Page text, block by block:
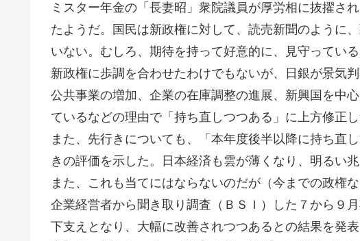
ミスター年金の「長妻昭」衆院議員が厚労相に抜擢さ
たようだ。国民は新政権に対して、読売新聞のように
いない。むしろ、期待を持って好意的に、見守っている
新政権に歩調を合わせたわけでもないが、日銀が景気
公共事業の増加、企業の在庫調整の進展、新興国を中
ているなどの理由で「持ち直しつつある」に上方修正し
また、先行きについても、「本年度後半以降に持ち直
きの評価を示した。日本経済も雲が薄くなり、明るい
また、これも当てにはならないのだが（今までの政権
企業経営者から聞き取り調査（ＢＳＩ）した７から９
下支えとなり、大幅に改善されつつあるとの結果を発表